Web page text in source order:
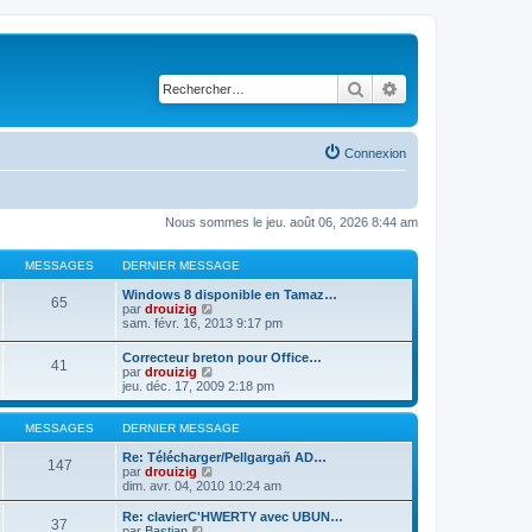
Rechercher
Connexion
Nous sommes le jeu. août 06, 2026 8:44 am
MESSAGES DERNIER MESSAGE
65
Windows 8 disponible en Tamaz…
par drouizig
o
u
l
t
e
r
l
d
e
r
n
i
sam. févr. 16, 2013 9:17 pm
41
Correcteur breton pour Office…
par drouizig
o
n
s
u
l
t
r
l
e
jeu. déc. 17, 2009 2:18 pm
MESSAGES DERNIER MESSAGE
147
Re: Télécharger/Pellgargañ AD…
par drouizig
o
n
s
dim. avr. 04, 2010 10:24 am
37
Re: clavierC'HWERTY avec UBUN…